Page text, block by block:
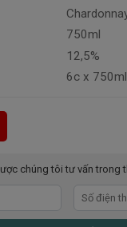
750ml
12,5%
6c x
chúng tôi tư vấn trong